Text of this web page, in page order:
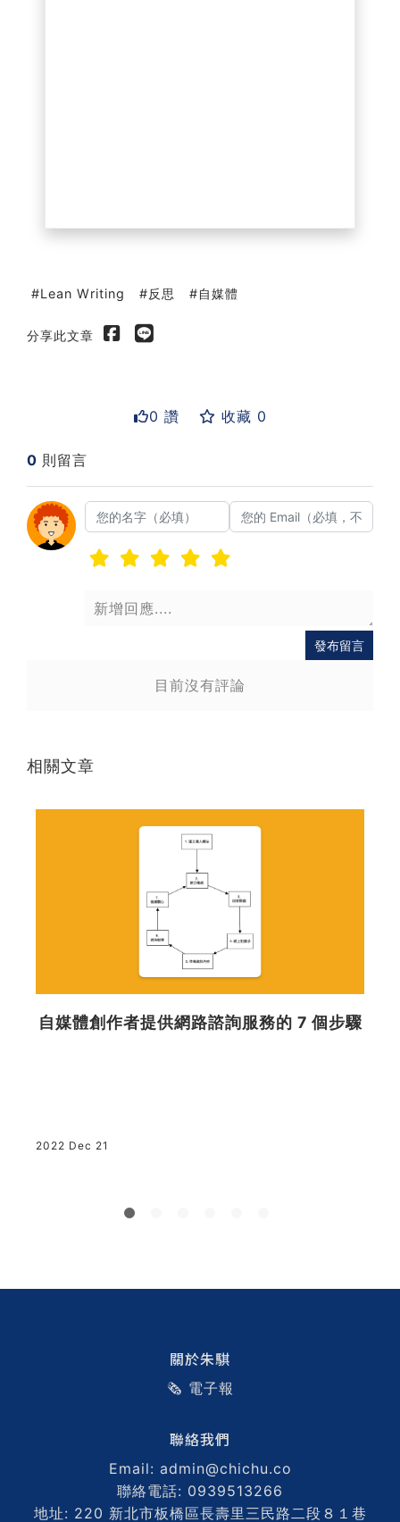
Lean Writing 反思 自媒體
分享此文章
0 讚 收藏 0
0 則留言
發布留言
目前沒有評論
相關文章
自媒體創作者提供網路諮詢服務的 7 個步驟
2022 Dec 21
送出
關於朱騏
🗞️ 電子報
聯絡我們
Email: admin@chichu.co
聯絡電話: 0939513266
地址: 220 新北市板橋區長壽里三民路二段８１巷